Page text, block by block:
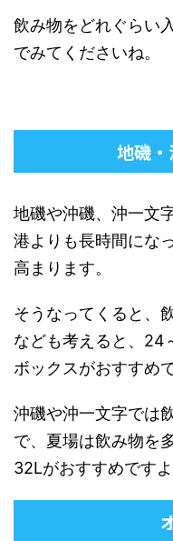
飲み物をどれぐらい
でみてくださいね。
地磯
地磯や沖磯、沖一文
港よりも長時間にな
高まります。
そうなってくると、
なども考えると、24
ボックスがおすすめで
沖磯や沖一文字では
で、夏場は飲み物を
32Lがおすすめですよ